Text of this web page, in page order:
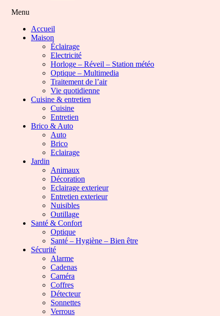
Menu
Accueil
Maison
Éclairage
Electricité
Horloge – Réveil – Station météo
Optique – Multimedia
Traitement de l’air
Vie quotidienne
Cuisine & entretien
Cuisine
Entretien
Brico & Auto
Auto
Brico
Eclairage
Jardin
Animaux
Décoration
Eclairage exterieur
Entretien exterieur
Nuisibles
Outillage
Santé & Confort
Optique
Santé – Hygiène – Bien être
Sécurité
Alarme
Cadenas
Caméra
Coffres
Détecteur
Sonnettes
Verrous